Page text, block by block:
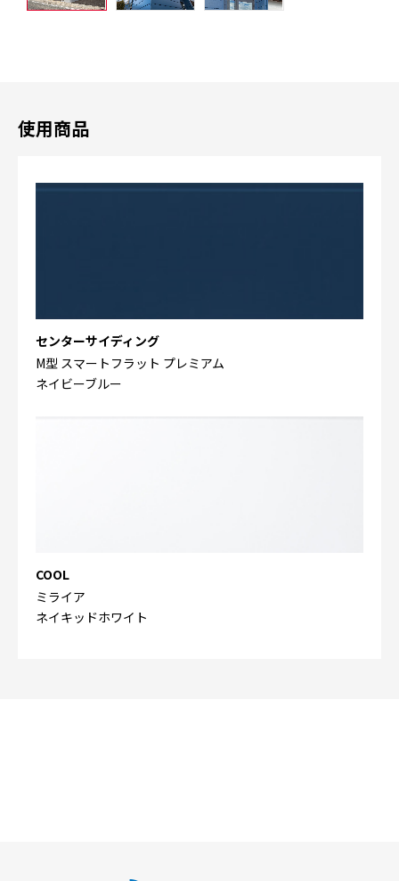
使用商品
センターサイディング
M型 スマートフラット プレミアム
ネイビーブルー
COOL
ミライア
ネイキッドホワイト